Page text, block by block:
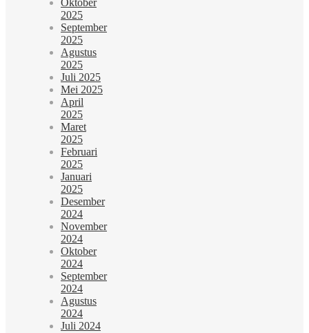
2025
September
2025
Agustus
2025
Juli 2025
Mei 2025
April
2025
Maret
2025
Februari
2025
Januari
2025
Desember
2024
November
2024
Oktober
2024
September
2024
Agustus
2024
Juli 2024